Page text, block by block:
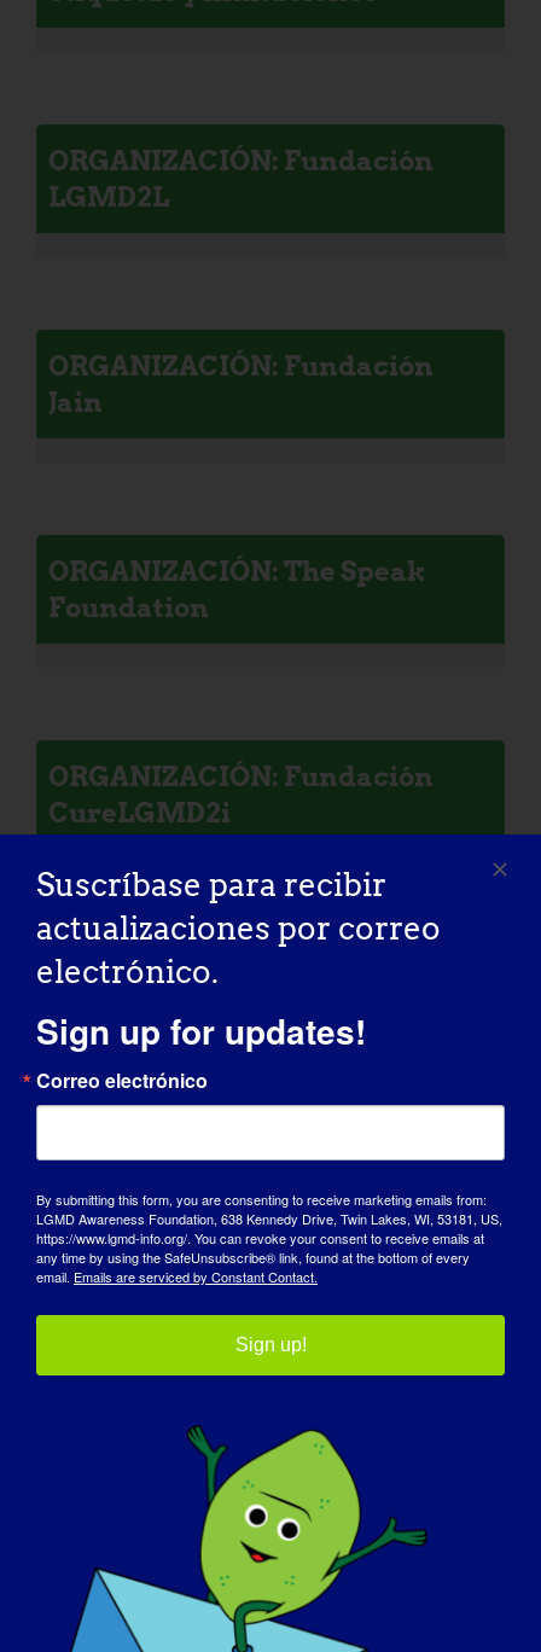
ORGANIZACIÓN: Fundación
LGMD2L
ORGANIZACIÓN: Fundación
Jain
ORGANIZACIÓN: The Speak
Foundation
ORGANIZACIÓN: Fundación
CureLGMD2i
ORGANIZACIÓN: Coalition to
Cure Calpain 3
DÍA DE SENSIBILIZACIÓN
BASE DE CONOCIMIENTOS
FOCOS
Suscríbase para recibir
actualizaciones por correo
electrónico.
Sign up for updates!
Correo electrónico
By submitting this form, you are consenting to receive marketing emails from:
LGMD Awareness Foundation, 638 Kennedy Drive, Twin Lakes, WI, 53181, US,
https://www.lgmd-info.org/. You can revoke your consent to receive emails at
any time by using the SafeUnsubscribe® link, found at the bottom of every
email. Emails are serviced by Constant Contact.
Sign up!